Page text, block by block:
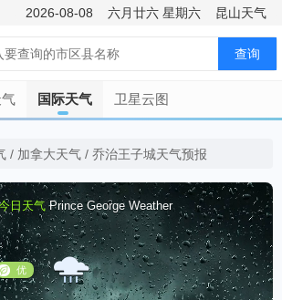
2026-08-08 六月廿六 星期六 昆山天气
查询
国际天气 卫星云图
/ 加拿大天气 / 乔治王子城天气预报
日天气 Prince George Weather